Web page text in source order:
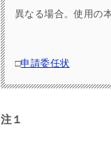
異なる場合。使用の
□申請委任状
注１